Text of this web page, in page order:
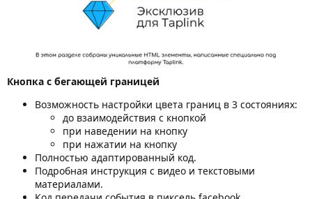
Кнопка с бегающей границей
Возможность настройки цвета границ в 3 состояниях:
до взаимодействия с кнопкой
при наведении на кнопку
при нажатии на кнопку
Полностью адаптированный код.
Подробная инструкция c видео и текстовыми
материалами.